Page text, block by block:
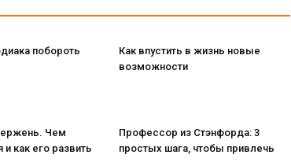
побороть
Как впустить в жизнь новые
возможности
Чем
как его развить
Профессор из Стэнфорда: 3
простых шага, чтобы привлечь